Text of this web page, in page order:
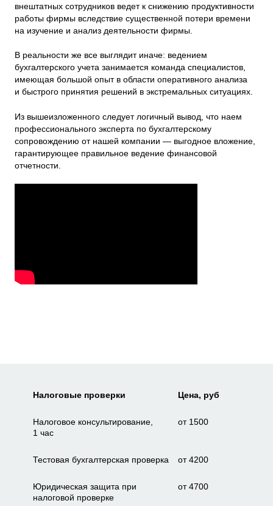
внештатных сотрудников ведет к снижению продуктивности
работы фирмы вследствие существенной потери времени
на изучение и анализ деятельности фирмы.
В реальности же все выглядит иначе: ведением
бухгалтерского учета занимается команда специалистов,
имеющая большой опыт в области оперативного анализа
и быстрого принятия решений в экстремальных ситуациях.
Из вышеизложенного следует логичный вывод, что наем
профессионального эксперта по бухгалтерскому
сопровождению от нашей компании — выгодное вложение,
гарантирующее правильное ведение финансовой
отчетности.
Налоговые проверки Цена, руб
Налоговое консультирование,
1 час
от 1500
Тестовая бухгалтерская проверка от 4200
Юридическая защита при
налоговой проверке
от 4700